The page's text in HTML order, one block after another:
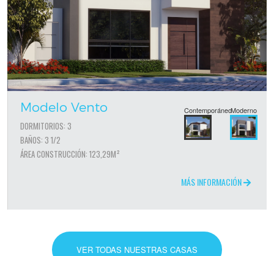
Modelo Vento
DORMITORIOS: 3
BAÑOS: 3 1/2
ÁREA CONSTRUCCIÓN: 123,29M²
ContemporáneoModerno
MÁS INFORMACIÓN
VER TODAS NUESTRAS CASAS